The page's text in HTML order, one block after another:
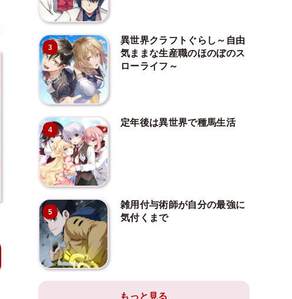
3
異世界クラフトぐらし～自由
気ままな生産職のほのぼのス
ローライフ～
4
定年後は異世界で種馬生活
5
雑用付与術師が自分の最強に
気付くまで
もっと見る